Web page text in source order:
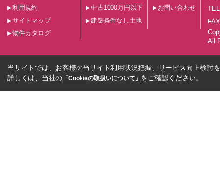
利用規約
サイトマップ
物件カタログ
中古1000万円以下
建築条件なし土地
お問い合わせ
All
当サイトでは、お客様の当サイト利用状況把握、サービス向上検討
詳しくは、当社の 「Cookieの取扱いについて」 をご確認ください。